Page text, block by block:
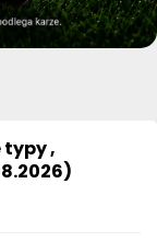
typy ,